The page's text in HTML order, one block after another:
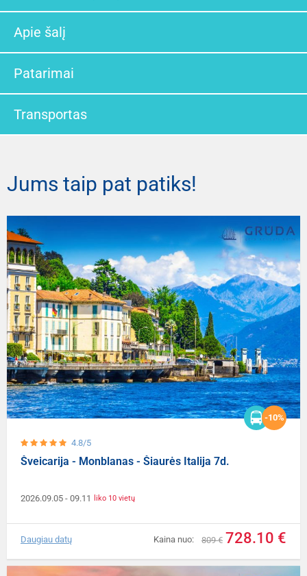
Apie šalį
Patarimai
Transportas
Jums taip pat patiks!
4.8/5
-10%
Šveicarija - Monblanas - Šiaurės Italija 7d.
2026.09.05 - 09.11 liko 10 vietų
Kaina nuo: 809 € 728.10 €
Daugiau datų